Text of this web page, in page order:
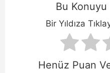
Bu
Bir Yıldıza
Henüz Puan